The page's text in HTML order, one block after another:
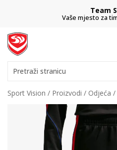
Team
Vaše mjesto za
Pretraži stranicu
Sport Vision Proizvodi Odjeća